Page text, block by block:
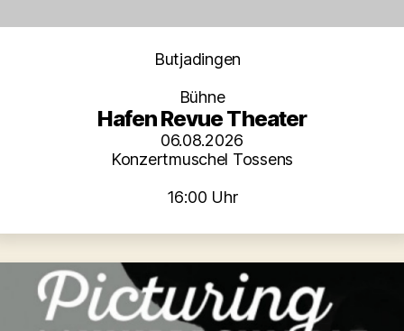
Kategorien
Butjadingen
Bühne
Hafen Revue Theater
06.08.2026
Konzertmuschel Tossens
16:00 Uhr